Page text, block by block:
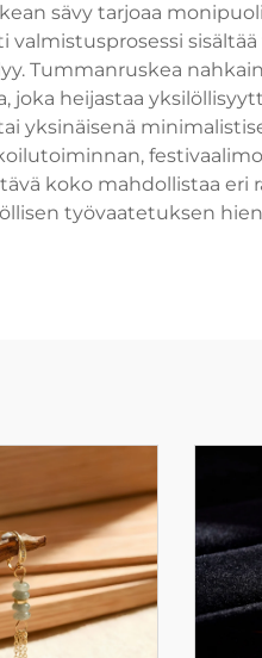
sävy tarjoaa
valmistusprosessi
Tummanruskea
joka heijastaa
yksinäisenä
koko mahdollistaa
työvaatetuksen